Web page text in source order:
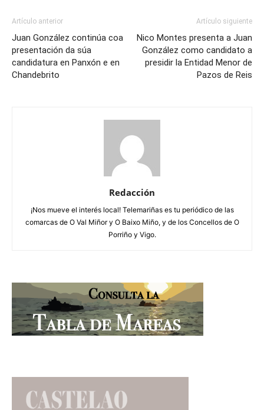
Artículo anterior
Juan González continúa coa
presentación da súa
candidatura en Panxón e en
Chandebrito
Artículo siguiente
Nico Montes presenta a Juan
González como candidato a
presidir la Entidad Menor de
Pazos de Reis
Redacción
¡Nos mueve el interés local! Telemariñas es tu periódico de las
comarcas de O Val Miñor y O Baixo Miño, y de los Concellos de O
Porriño y Vigo.